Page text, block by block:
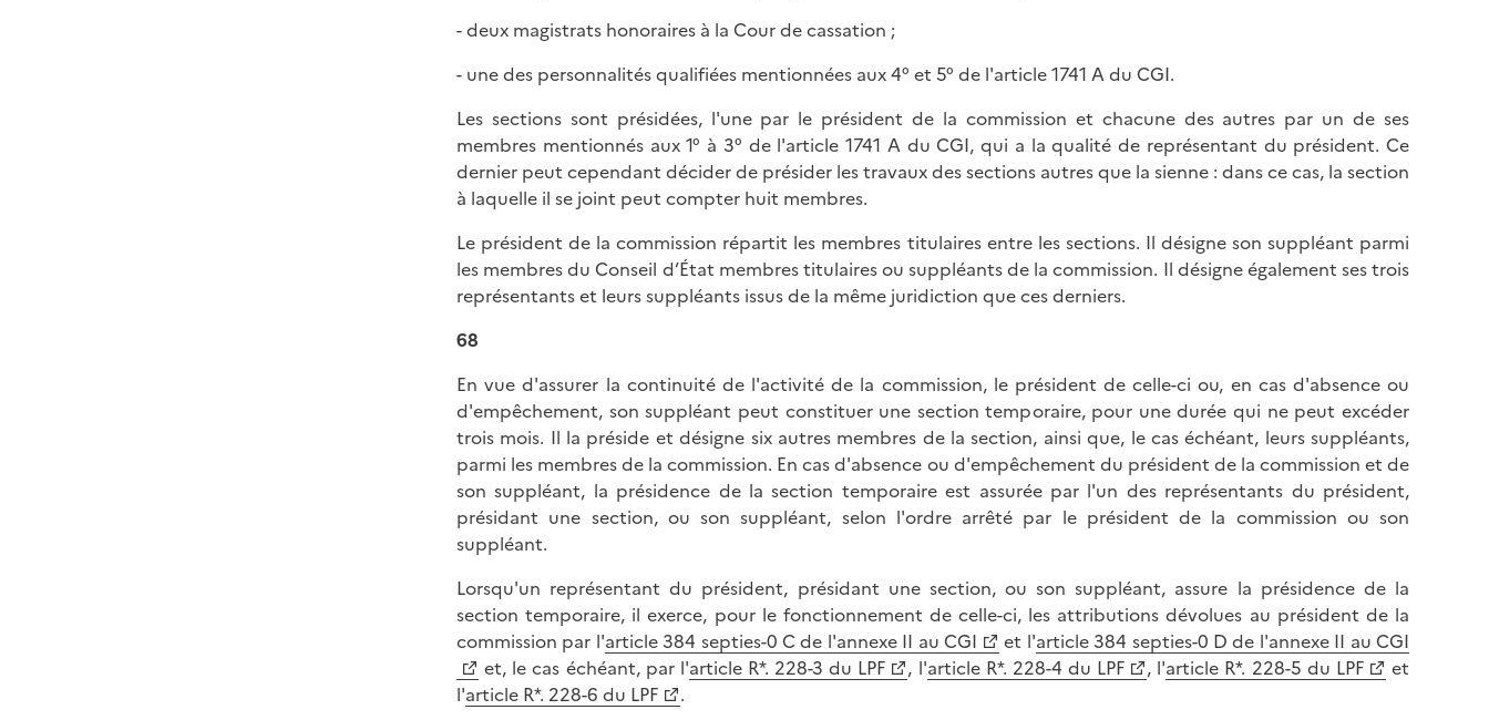
- deux magistrats honoraires à la Cour de cassation ;
- une des personnalités qualifiées mentionnées aux 4° et 5° de l'article 1741 A du CGI.
Les sections sont présidées, l'une par le président de la commission et chacune des autres par un de ses
membres mentionnés aux 1° à 3° de l'article 1741 A du CGI, qui a la qualité de représentant du président. Ce
dernier peut cependant décider de présider les travaux des sections autres que la sienne : dans ce cas, la section
à laquelle il se joint peut compter huit membres.
Le président de la commission répartit les membres titulaires entre les sections. Il désigne son suppléant parmi
les membres du Conseil d’État membres titulaires ou suppléants de la commission. Il désigne également ses trois
représentants et leurs suppléants issus de la même juridiction que ces derniers.
68
En vue d'assurer la continuité de l'activité de la commission, le président de celle-ci ou, en cas d'absence ou
d'empêchement, son suppléant peut constituer une section temporaire, pour une durée qui ne peut excéder
trois mois. Il la préside et désigne six autres membres de la section, ainsi que, le cas échéant, leurs suppléants,
parmi les membres de la commission. En cas d'absence ou d'empêchement du président de la commission et de
son suppléant, la présidence de la section temporaire est assurée par l'un des représentants du président,
présidant une section, ou son suppléant, selon l'ordre arrêté par le président de la commission ou son
suppléant.
Lorsqu'un représentant du président, présidant une section, ou son suppléant, assure la présidence de la
section temporaire, il exerce, pour le fonctionnement de celle-ci, les attributions dévolues au président de la
commission par l'article 384 septies-0 C de l'annexe II au CGI et l'article 384 septies-0 D de l'annexe II au CGI
et, le cas échéant, par l'article R*. 228-3 du LPF , l'article R*. 228-4 du LPF , l'article R*. 228-5 du LPF
et
l'article R*. 228-6 du LPF .